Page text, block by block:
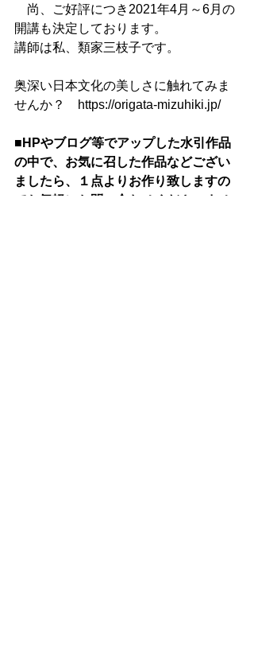
尚、ご好評につき2021年4月～6月の
開講も決定しております。
講師は私、類家三枝子です。
奥深い日本文化の美しさに触れてみま
せんか？　https://origata-mizuhiki.jp/
■HPやブログ等でアップした水引作品
の中で、お気に召した作品などござい
ましたら、１点よりお作り致しますの
でお気軽にお問い合わせくださいませ